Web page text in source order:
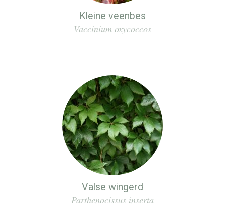
Kleine veenbes
Vaccinium oxycoccos
Valse wingerd
Parthenocissus inserta